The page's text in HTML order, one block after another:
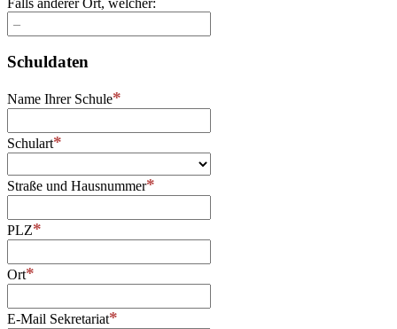
Schuldaten
Name Ihrer Schule
Schulart
Straße und Hausnummer
PLZ
Ort
E-Mail Sekretariat